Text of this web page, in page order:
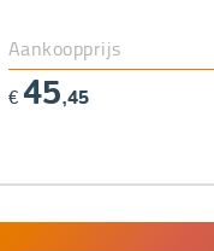
Aankoopprijs
€ 45,45